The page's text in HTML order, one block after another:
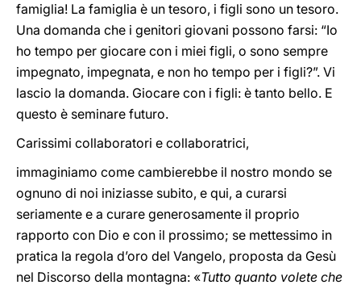
famiglia! La famiglia è un tesoro, i figli sono un tesoro.
Una domanda che i genitori giovani possono farsi: “Io
ho tempo per giocare con i miei figli, o sono sempre
impegnato, impegnata, e non ho tempo per i figli?”. Vi
lascio la domanda. Giocare con i figli: è tanto bello. E
questo è seminare futuro.
Carissimi collaboratori e collaboratrici,
immaginiamo come cambierebbe il nostro mondo se
ognuno di noi iniziasse subito, e qui, a curarsi
seriamente e a curare generosamente il proprio
rapporto con Dio e con il prossimo; se mettessimo in
pratica la regola d’oro del Vangelo, proposta da Gesù
nel Discorso della montagna: «Tutto quanto volete che